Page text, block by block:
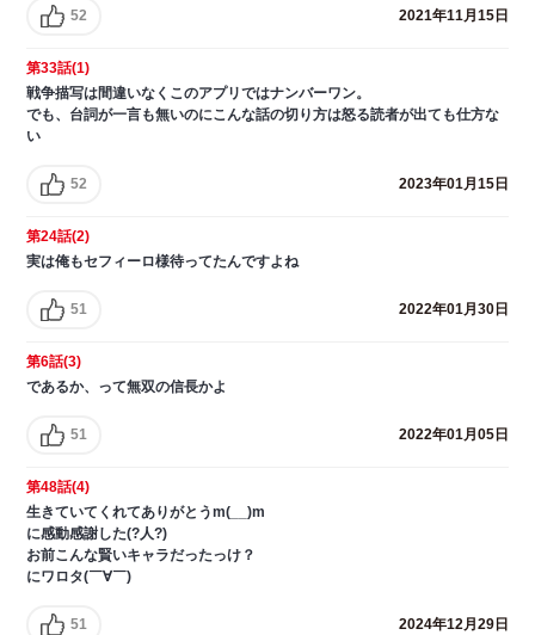
52 2021年11月15日
第33話(1)
戦争描写は間違いなくこのアプリではナンバーワン。
でも、台詞が一言も無いのにこんな話の切り方は怒る読者が出ても仕方な
い
52 2023年01月15日
第24話(2)
実は俺もセフィーロ様待ってたんですよね
51 2022年01月30日
第6話(3)
であるか、って無双の信長かよ
51 2022年01月05日
第48話(4)
生きていてくれてありがとうm(__)m
に感動感謝した(?人?)
お前こんな賢いキャラだったっけ？
にワロタ(￣∀￣)
51 2024年12月29日